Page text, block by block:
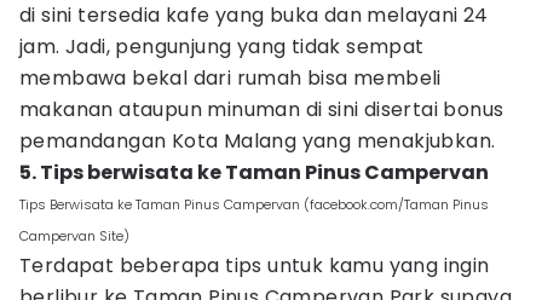
di sini tersedia kafe yang buka dan melayani 24
jam. Jadi, pengunjung yang tidak sempat
membawa bekal dari rumah bisa membeli
makanan ataupun minuman di sini disertai bonus
pemandangan Kota Malang yang menakjubkan.
5. Tips berwisata ke Taman Pinus Campervan
Tips Berwisata ke Taman Pinus Campervan (facebook.com/Taman Pinus
Campervan Site)
Terdapat beberapa tips untuk kamu yang ingin